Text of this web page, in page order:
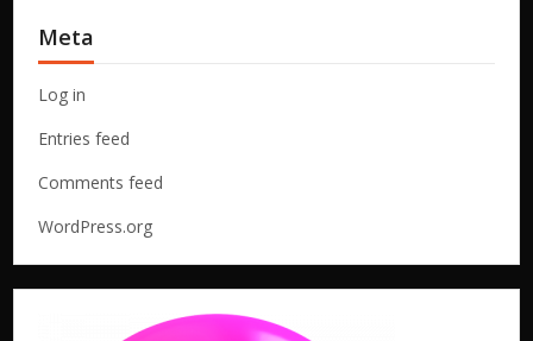
Meta
Log in
Entries feed
Comments feed
WordPress.org